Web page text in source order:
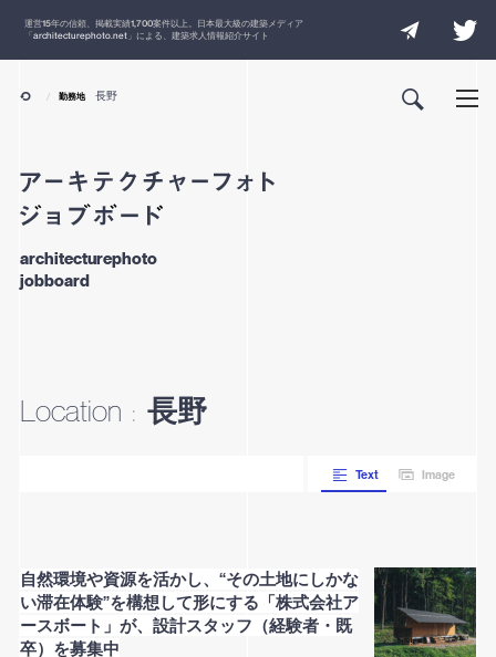
運営15年の信頼、掲載実績1,700案件以上。日本最大級の建築メディア
「architecturephoto.net 」による、建築求人情報紹介サイト
architecturephoto
jobboard
勤務地 長野
Location : 長野
Text Image
自然環境や資源を活かし、“その土地にしかな
い滞在体験”を構想して形にする「株式会社ア
ースボート」が、設計スタッフ（経験者・既
卒）を募集中